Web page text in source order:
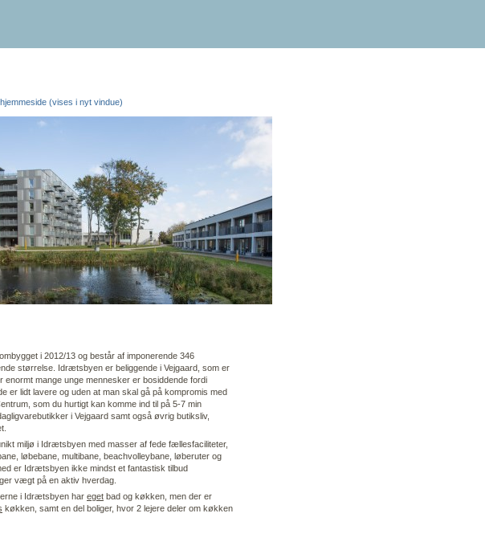
(vises i nyt vindue)
i 2012/13 og består af imponerende 346
størrelse. Idrætsbyen er beliggende i Vejgaard, som er
enormt mange unge mennesker er bosiddende fordi
er lidt lavere og uden at man skal gå på kompromis med
som du hurtigt kan komme ind til på 5-7 min
i Vejgaard samt også øvrig butiksliv,
miljø i Idrætsbyen med masser af fede fællesfaciliteter,
løbebane, multibane, beachvolleybane, løberuter og
er Idrætsbyen ikke mindst et fantastisk tilbud
vægt på en aktiv hverdag.
i Idrætsbyen har eget bad og køkken, men der er
køkken, samt en del boliger, hvor 2 lejere deler om køkken